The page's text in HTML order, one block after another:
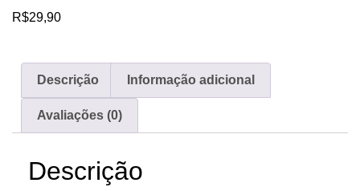
R$29,90
Descrição Informação adicional
Avaliações (0)
Descrição